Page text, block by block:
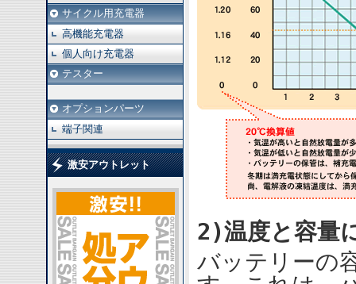
サイクル用充電器
高機能充電器
個人向け充電器
テスター
オプションパーツ
端子関連
激安アウトレット
2)温度と容量
バッテリーの